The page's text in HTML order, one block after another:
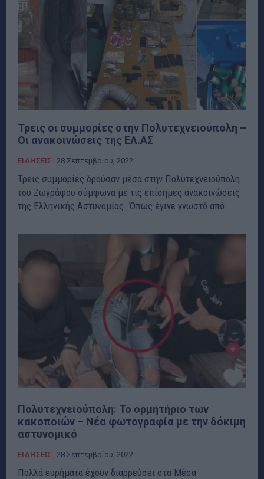
Τρεις οι συμμορίες στην Πολυτεχνειούπολη –
Οι ανακοινώσεις της ΕΛ.ΑΣ
ΕΙΔΗΣΕΙΣ 28 Σεπτεμβρίου, 2022
Τρεις συμμορίες δρούσαν μέσα στην Πολυτεχνειούπολη
του Ζωγράφου σύμφωνα με τις επίσημες ανακοινώσεις
της Ελληνικής Αστυνομίας. Όπως έγινε γνωστό από...
Πολυτεχνειούπολη: Το ορμητήριο των
κακοποιών – Νέα φωτογραφία με την δόκιμη
αστυνομικό
ΕΙΔΗΣΕΙΣ 28 Σεπτεμβρίου, 2022
Πολλά ευρήματα έχουν διαρρεύσει στα Μέσα